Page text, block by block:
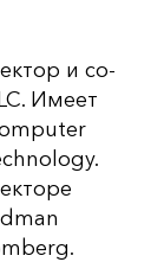
и со-
Имеет